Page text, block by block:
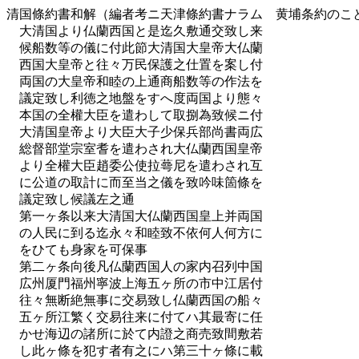
清国條約書和解（編者考ニ天津條約書ナラム 黄埔条約のこ
大清国より仏蘭西国と是迄久敷通交致し来
候船数等の儀に付此節大清国大皇帝大仏蘭
西国大皇帝と往々万民保護之仕置を案し付
両国の大皇帝和睦の上通商船数等の作法を
議定致し利徳之地盤をすへ度両国より態々
本国の全權大臣を遣わして取捌為致候ニ付
大清国皇帝より大臣大子少保兵部尚書両広
総督部堂宗室耆を遣わされ大仏蘭西国皇帝
より全權大臣趙委公使拉蕚尼を遣わされ互
に公道の取計に而至当之儀を致吟味箇條を
議定致し候議左之通
第一ヶ条以来大清国大仏蘭西国皇上并両国
の人民に到る迄永々和睦致不依何人何方に
をひても身家を可保事
第二ヶ条向後凡仏蘭西国人の家内召列中国
広州厦門福州寧波上海五ヶ所の市中江居付
往々無断絶無事に交易致し仏蘭西国の船々
五ヶ所江繁く交易往来に付てハ其最寄に任
かせ海辺の諸所に於て内證之商売致間敷若
し此ヶ條を犯す者有之にハ第三十ヶ條に載